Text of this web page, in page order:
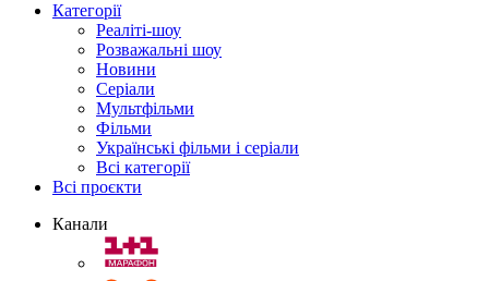
Категорії
Реаліті-шоу
Розважальні шоу
Новини
Серіали
Мультфільми
Фільми
Українські фільми і серіали
Всі категорії
Всі проєкти
Канали